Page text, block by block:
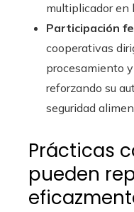
multiplicador en
Participación
cooperativas
procesamiento
reforzando su
seguridad
Prácticas
pueden